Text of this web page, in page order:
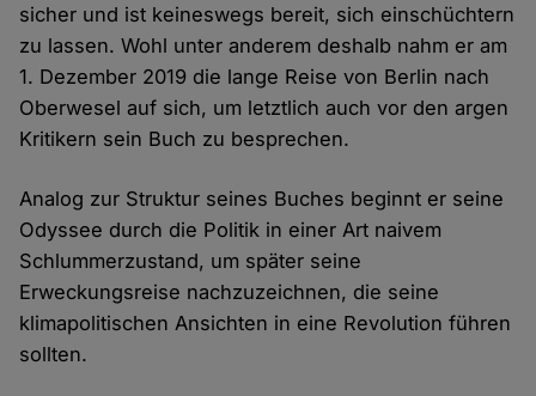
sicher und ist keineswegs bereit, sich einschüchtern
zu lassen. Wohl unter anderem deshalb nahm er am
1. Dezember 2019 die lange Reise von Berlin nach
Oberwesel auf sich, um letztlich auch vor den argen
Kritikern sein Buch zu besprechen.
Analog zur Struktur seines Buches beginnt er seine
Odyssee durch die Politik in einer Art naivem
Schlummerzustand, um später seine
Erweckungsreise nachzuzeichnen, die seine
klimapolitischen Ansichten in eine Revolution führen
sollten.